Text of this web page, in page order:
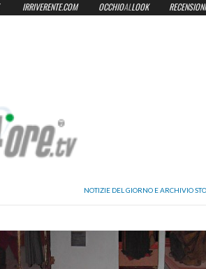
IRRIVERENTE.COM OCCHIOALLOOK